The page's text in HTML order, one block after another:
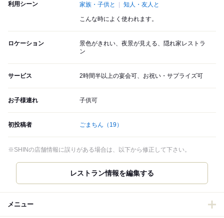
利用シーン 家族・子供と 知人・友人と
こんな時によく使われます。
ロケーション
景色がきれい、夜景が見える、隠れ家レストラ
ン
サービス 2時間半以上の宴会可、お祝い・サプライズ可
お子様連れ 子供可
初投稿者 ごまちん （19）
※SHINの店舗情報に誤りがある場合は、以下から修正して下さい。
レストラン情報を編集する
メニュー